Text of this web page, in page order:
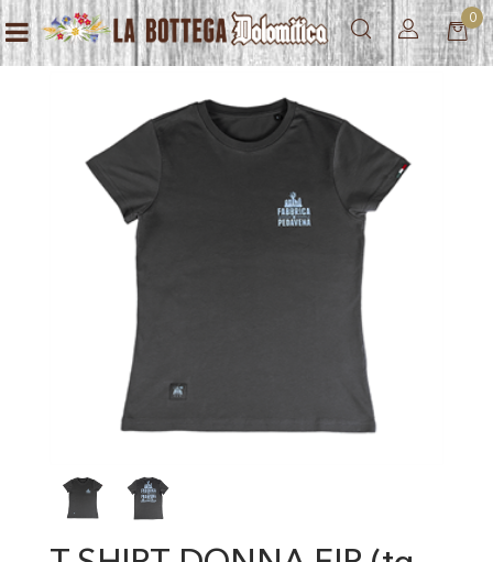
Open menu
0